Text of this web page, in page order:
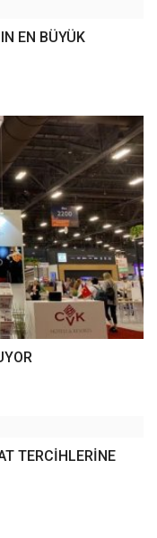
EN BÜYÜK
TERCİHLERİNE